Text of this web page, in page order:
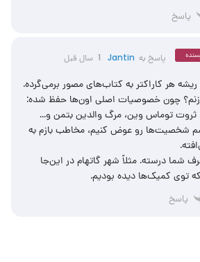
پاسخ
پاسخ به Jantin 1 سال قبل
ریشه هر کاراکتر به کتاب‌های مصور برمی‌گرده.
چون خصوصیات اصلی اون‌ها حفظ شده:
ثروت توماس وین، مرگ والدین بتمن و…
شخصیت‌ها رو عوض کنیم، مخاطب بازم به
شما درسته. مثلاً شهر گاتهام در این‌جا
توی کمیک‌ها دیده بودیم.
پاسخ